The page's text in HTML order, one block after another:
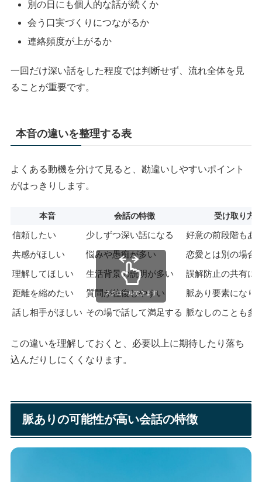
別の日にも個人的な話が続くか
会う口実づくりにつながるか
連絡頻度が上がるか
一回だけ深い話をした程度では判断せず、流れ全体を見
ることが重要です。
本音の違いを整理する表
よくある動機を分けて見ると、勘違いしやすいポイント
がはっきりします。
本音 会話の特徴 受け取り方
信頼したい 少しずつ深い話になる
好意の前段階もあ
共感がほしい
悩みや愚痴が多い
恋愛とは別の場合
理解してほしい
生活背景の説明が多い
誤解防止の共有に
距離を縮めたい
質問が往復しやすい
脈あり要素になり
話し相手がほしい その場で話して満足する 脈なしのことも多
スクロールできます
この違いを理解しておくと、必要以上に期待したり落ち
込んだりしにくくなります。
脈ありの可能性が高い会話の特徴